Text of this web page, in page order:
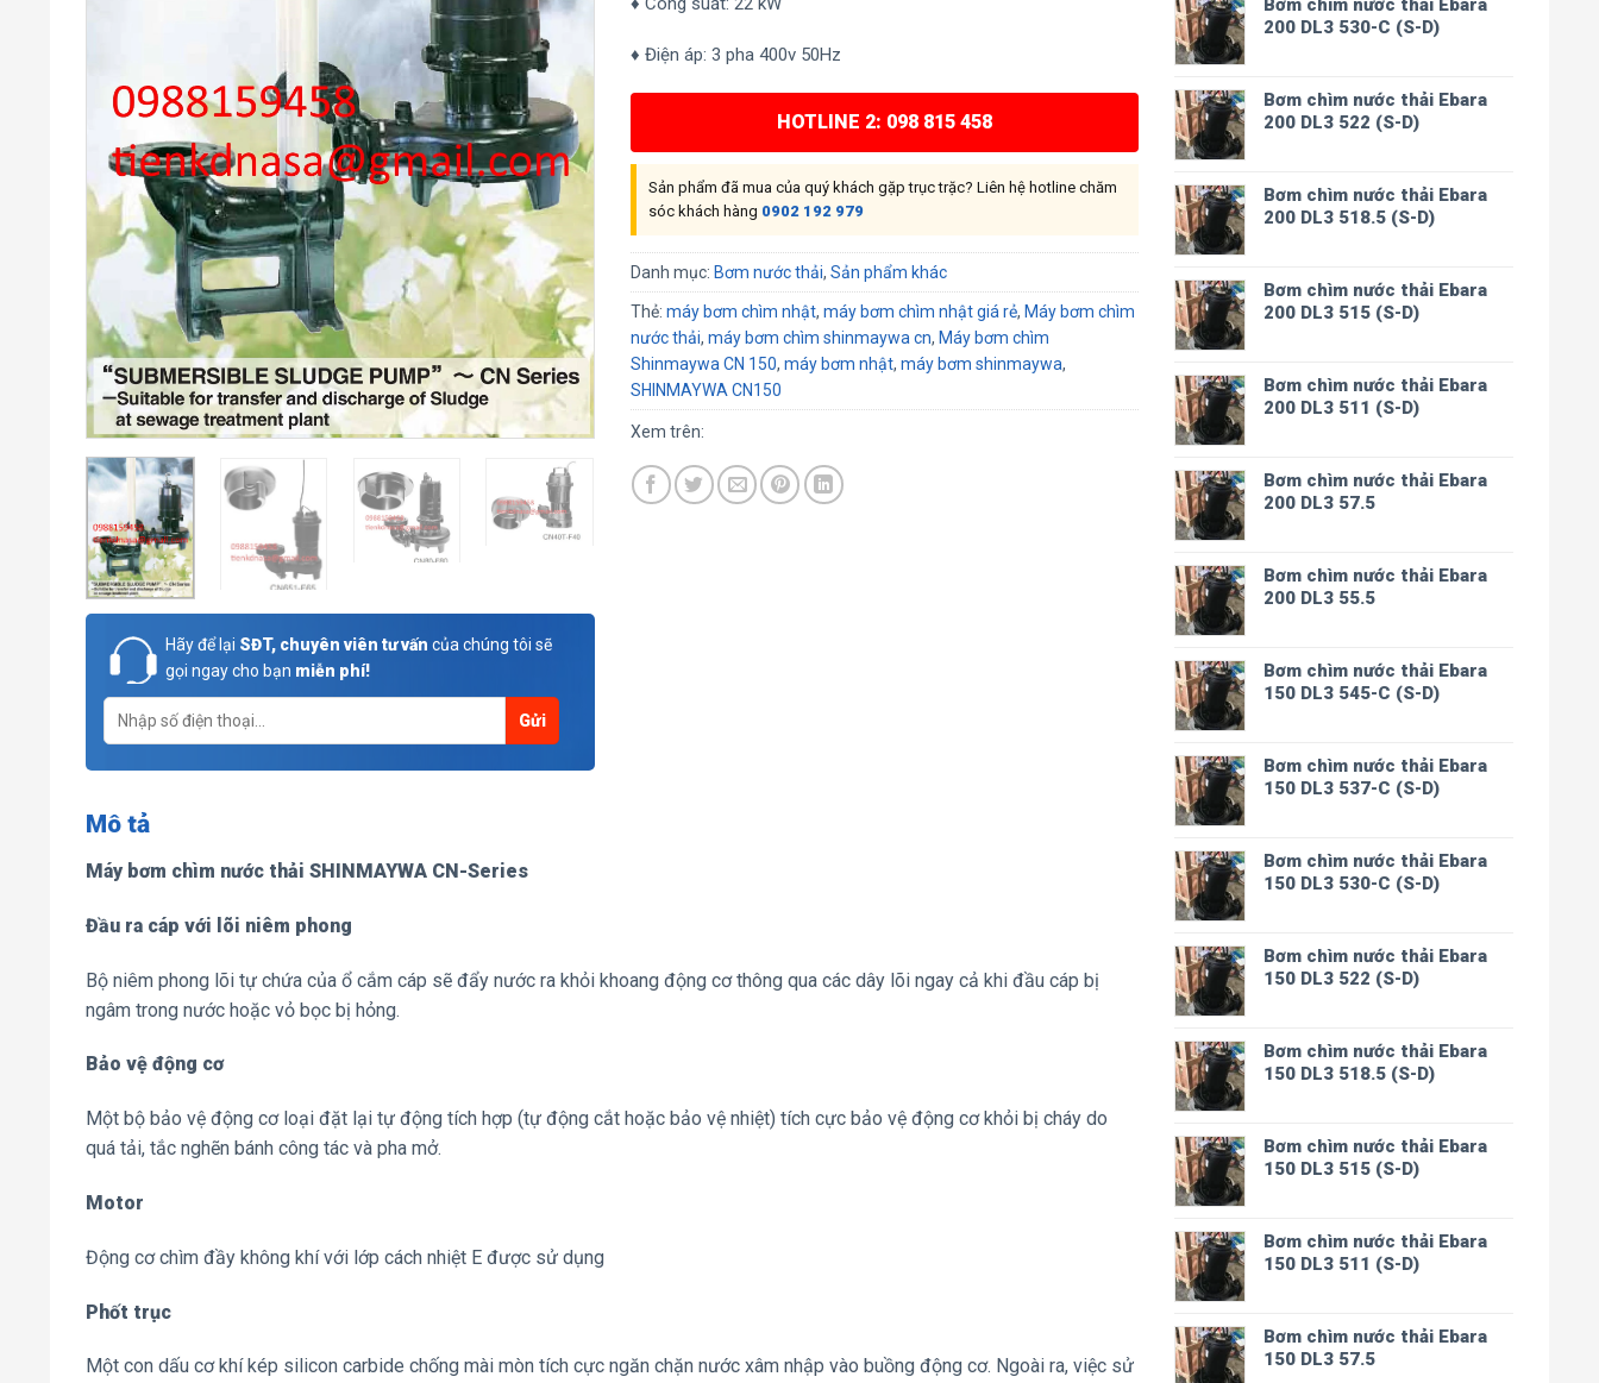
Bơm chìm nước thải Ebara
200 DL3 530-C (S-D)
Bơm chìm nước thải Ebara
200 DL3 522 (S-D)
Bơm chìm nước thải Ebara
200 DL3 518.5 (S-D)
Bơm chìm nước thải Ebara
200 DL3 515 (S-D)
Bơm chìm nước thải Ebara
200 DL3 511 (S-D)
Bơm chìm nước thải Ebara
200 DL3 57.5
Bơm chìm nước thải Ebara
200 DL3 55.5
Bơm chìm nước thải Ebara
150 DL3 545-C (S-D)
Bơm chìm nước thải Ebara
150 DL3 537-C (S-D)
Bơm chìm nước thải Ebara
150 DL3 530-C (S-D)
Bơm chìm nước thải Ebara
150 DL3 522 (S-D)
Bơm chìm nước thải Ebara
150 DL3 518.5 (S-D)
Bơm chìm nước thải Ebara
150 DL3 515 (S-D)
Bơm chìm nước thải Ebara
150 DL3 511 (S-D)
Bơm chìm nước thải Ebara
150 DL3 57.5
Hãy để lại SĐT, chuyên viên tư vấn của chúng tôi sẽ
gọi ngay cho bạn miễn phí!
♦ Điện áp: 3 pha 400v 50Hz
HOTLINE 2: 098 815 458
Sản phẩm đã mua của quý khách gặp trục trặc? Liên hệ hotline chăm
sóc khách hàng 0902 192 979
Danh mục: Bơm nước thải, Sản phẩm khác
Thẻ: máy bơm chìm nhật, máy bơm chìm nhật giá rẻ, Máy bơm chìm
nước thải, máy bơm chìm shinmaywa cn, Máy bơm chìm
Shinmaywa CN 150, máy bơm nhật, máy bơm shinmaywa,
SHINMAYWA CN150
Xem trên:
Mô tả
Máy bơm chìm nước thải SHINMAYWA CN-Series
Đầu ra cáp với lõi niêm phong
Bộ niêm phong lõi tự chứa của ổ cắm cáp sẽ đẩy nước ra khỏi khoang động cơ thông qua các dây lõi ngay cả khi đầu cáp bị
ngâm trong nước hoặc vỏ bọc bị hỏng.
Bảo vệ động cơ
Một bộ bảo vệ động cơ loại đặt lại tự động tích hợp (tự động cắt hoặc bảo vệ nhiệt) tích cực bảo vệ động cơ khỏi bị cháy do
quá tải, tắc nghẽn bánh công tác và pha mở.
Motor
Động cơ chìm đầy không khí với lớp cách nhiệt E được sử dụng
Phốt trục
Một con dấu cơ khí kép silicon carbide chống mài mòn tích cực ngăn chặn nước xâm nhập vào buồng động cơ. Ngoài ra, việc sử